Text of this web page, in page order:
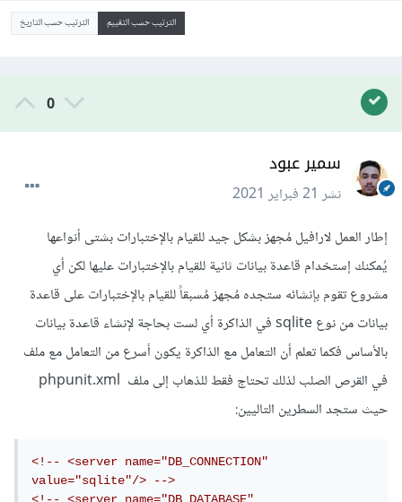
الترتيب حسب التقييم الترتيب حسب التاريخ
0
سمير عبود
نشر21 فبراير 2021
إطار العمل لارافيل مُجهز بشكل جيد للقيام بالإختبارات بشتى أنواعها
يُمكنك إستخدام قاعدة بيانات ثانية للقيام بالإختبارات عليها لكن أي
مشروع تقوم بإنشائه ستجده مُجهز مُسبقاً للقيام بالإختبارات على قاعدة
بيانات من نوع sqlite في الذاكرة أي لست بحاجة لإنشاء قاعدة بيانات
بالأساس فكما تعلم أن التعامل مع الذاكرة يكون أسرع من التعامل مع ملف
في القرص الصلب لذلك تحتاج فقط للذهاب إلى ملف phpunit.xml
حيث ستجد السطرين التاليين:
<!-- <server name="DB_CONNECTION"
value="sqlite"/> -->